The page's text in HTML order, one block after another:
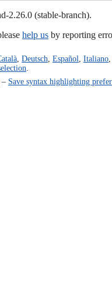
2.26.0 (stable-branch).
help us by reporting
, Deutsch Español Italiano,
Save syntax highlighting